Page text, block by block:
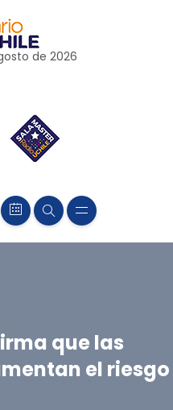
de 2026
que las
el riesgo